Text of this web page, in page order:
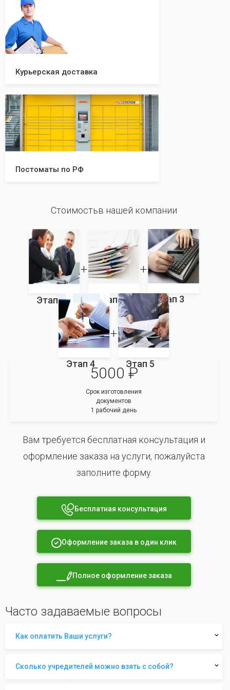
Курьерская доставка
Постоматы по РФ
Стоимостьв нашей компании
Этап 1 Этап 2 Этап 3
Этап 4 Этап 5
5000 ₽
Срок изготовления
документов
1 рабочий день
Вам требуется бесплатная консультация и
оформление заказа на услуги, пожалуйста
заполните форму
Бесплатная консультация
Оформление заказа в один клик
Полное оформление заказа
Часто задаваемые вопросы
Как оплатить Ваши услуги?
Сколько учредителей можно взять с собой?